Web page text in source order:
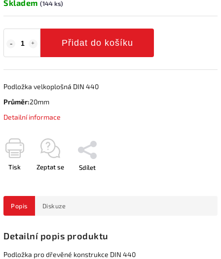
Skladem (144 ks)
Přidat do košíku
Podložka velkoplošná DIN 440
Průměr:20mm
Detailní informace
Tisk Zeptat se Sdílet
Popis Diskuze
Detailní popis produktu
Podložka pro dřevěné konstrukce DIN 440